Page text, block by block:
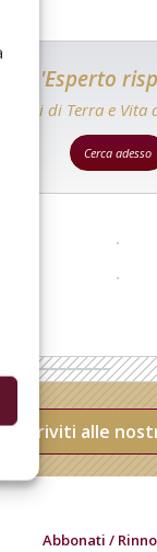
L'Esperto
di Terra e Vita
Cerca adesso
Iscriviti alle
Abbonati /